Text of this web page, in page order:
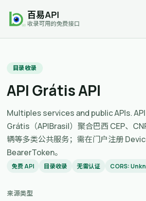
百易API
收录可用的免费接口
目录收录
API Grátis API
Multiples services and public APIs. API
Grátis（APIBrasil）聚合巴西 CEP、
辆等多类公共服务；需在门户注册
BearerToken。
免费 API 目录收录 无需认证 CORS:
来源类型